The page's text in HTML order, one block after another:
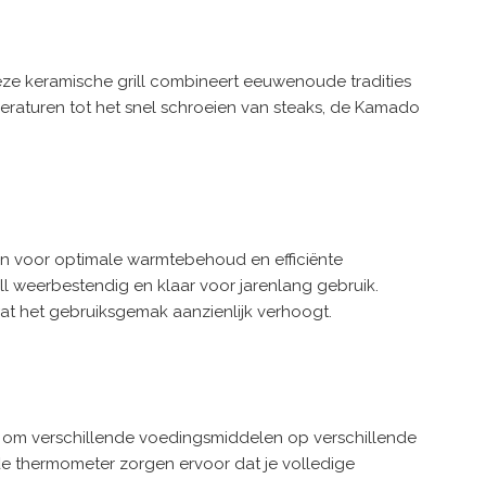
keramische grill combineert eeuwenoude tradities
tot het snel schroeien van steaks, de Kamado
voor optimale warmtebehoud en efficiënte
en klaar voor jarenlang gebruik.
het gebruiksgemak aanzienlijk verhoogt.
verschillende voedingsmiddelen op verschillende
thermometer zorgen ervoor dat je volledige